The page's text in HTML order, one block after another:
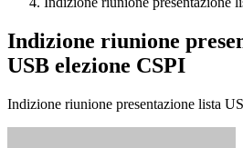
Indizione riunione
USB elezione CSPI
Indizione riunione presentazione lista